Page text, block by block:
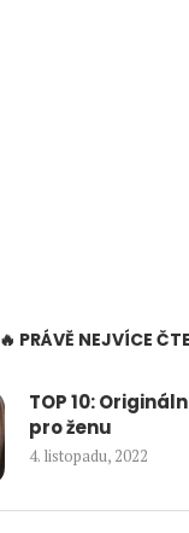
🔥 PRÁVĚ NEJVÍCE
TOP 10:
pro ženu
4. listopadu, 2022